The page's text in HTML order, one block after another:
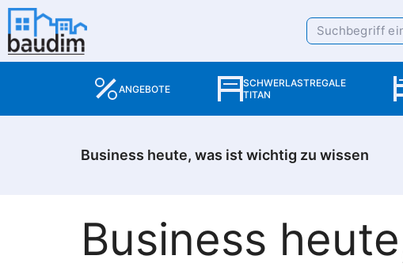
ANGEBOTE
SCHWERLASTREGALE
TITAN
Business heute, was ist wichtig zu wissen
Business